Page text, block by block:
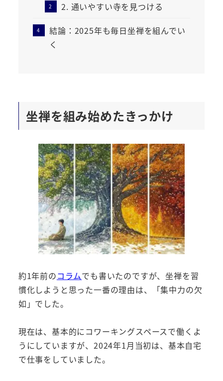
2. 通いやすい寺を見つける
結論：2025年も毎日坐禅を組んでい
く
坐禅を組み始めたきっかけ
約1年前のコラムでも書いたのですが、坐禅を習
慣化しようと思った一番の理由は、「集中力の欠
如」でした。
現在は、基本的にコワーキングスペースで働くよ
うにしていますが、2024年1月当初は、基本自宅
で仕事をしていました。